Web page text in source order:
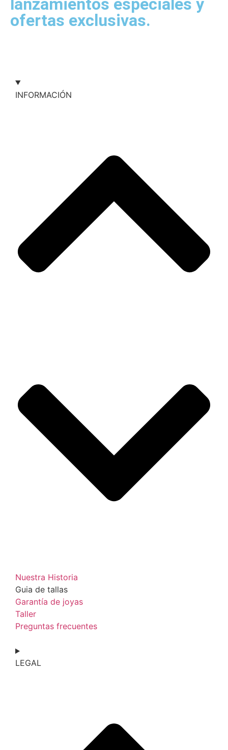
ofertas exclusivas.
INFORMACIÓN
Nuestra Historia
Guia de tallas
Garantía de joyas
Taller
Preguntas frecuentes
LEGAL